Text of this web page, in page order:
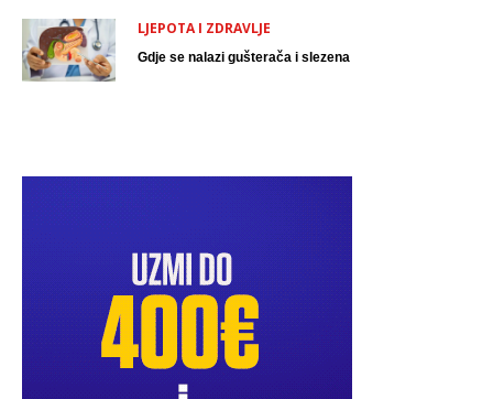
LJEPOTA I ZDRAVLJE
Gdje se nalazi gušterača i slezena